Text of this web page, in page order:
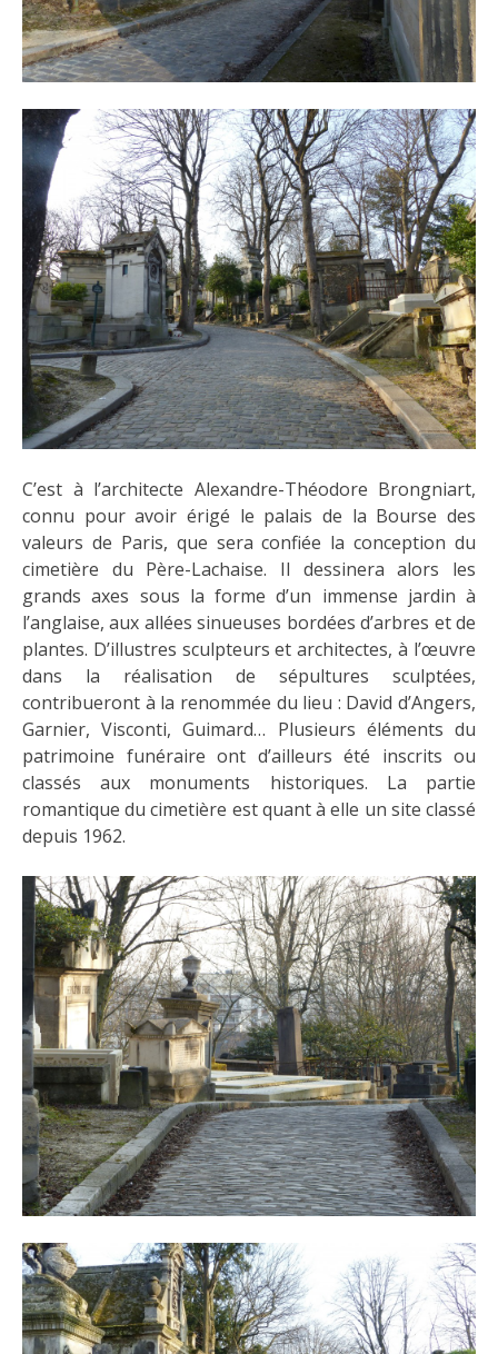
C’est à l’architecte Alexandre-Théodore Brongniart,
connu pour avoir érigé le palais de la Bourse des
valeurs de Paris, que sera confiée la conception du
cimetière du Père-Lachaise. Il dessinera alors les
grands axes sous la forme d’un immense jardin à
l’anglaise, aux allées sinueuses bordées d’arbres et de
plantes. D’illustres sculpteurs et architectes, à l’œuvre
dans la réalisation de sépultures sculptées,
contribueront à la renommée du lieu : David d’Angers,
Garnier, Visconti, Guimard… Plusieurs éléments du
patrimoine funéraire ont d’ailleurs été inscrits ou
classés aux monuments historiques. La partie
romantique du cimetière est quant à elle un site classé
depuis 1962.